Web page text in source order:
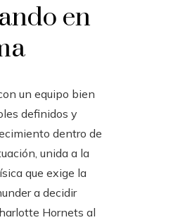
en
un equipo bien
definidos y
dentro de
unida a la
que exige la
a decidir
Hornets al